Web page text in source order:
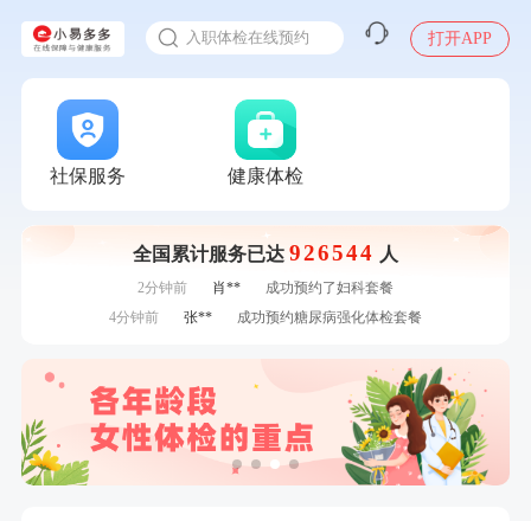
入职体检在线预约
打开APP
社保服务 健康体检
全国累计服务已达 926544 人
7分钟前 毛**
成功预约了尊享版孕前套餐（女）
7分钟前
毛**
购买了联创雅斯奶锅DF-CP103M
刚刚
周**
购买了BP3颈椎热敷枕
购买了BP3颈椎热敷枕
成功预约了男性婚前体检基础套餐
刚刚
成功预约了男性婚前体检基础套餐
1分钟前
购买了汤臣倍健水飞蓟葛根丹参片（护肝片）1.02g*120片
2分钟前
罗**
购买了美的体重秤 MO-CW5 白色
2分钟前
肖**
成功预约了妇科套餐
4分钟前
张**
成功预约糖尿病强化体检套餐
购买了公牛环球旅行转换器—L07
6分钟前
毛**
成功预约了尊享版孕前套餐（女）
7分钟前
毛**
成功预约了尊享版孕前套餐（女）
购买了联创雅斯奶锅DF-CP103M